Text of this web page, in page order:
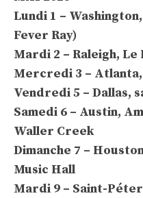
Lundi 1 –
Fever Ray)
Mardi 2 – Raleigh, Le
Mercredi 3 –
Vendredi 5 – Dallas,
Samedi 6 – Austin,
Waller Creek
Dimanche 7 –
Music Hall
Mardi 9 – Saint-